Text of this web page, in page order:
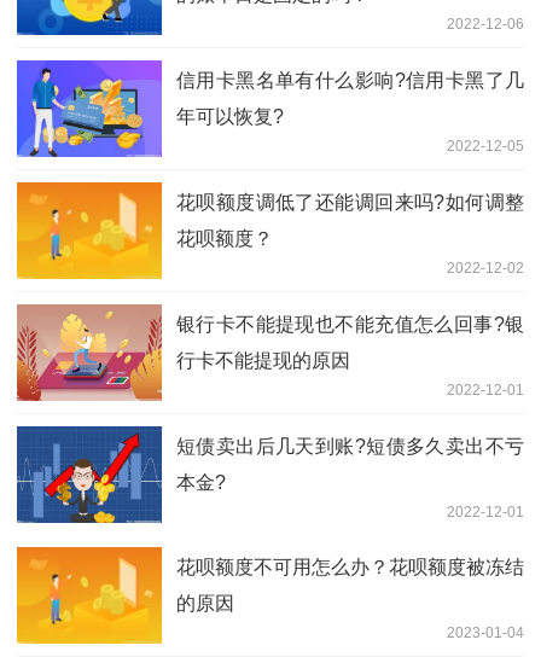
2022-12-06
信用卡黑名单有什么影响?信用卡黑了几
年可以恢复?
2022-12-05
花呗额度调低了还能调回来吗?如何调整
花呗额度？
2022-12-02
银行卡不能提现也不能充值怎么回事?银
行卡不能提现的原因
2022-12-01
短债卖出后几天到账?短债多久卖出不亏
本金?
2022-12-01
花呗额度不可用怎么办？花呗额度被冻结
的原因
2023-01-04